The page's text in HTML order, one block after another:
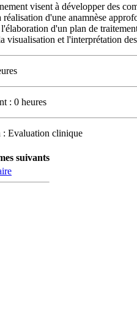
visent à développer des
réalisation d'une anamnèse
d'un plan de
visualisation et l'interprétation
: 0 heures
: Evaluation clinique
suivants